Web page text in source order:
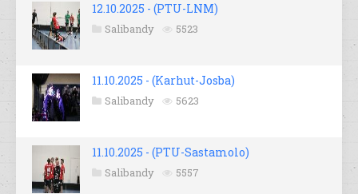
12.10.2025 - (PTU-LNM)
Salibandy 5523
11.10.2025 - (Karhut-Josba)
Salibandy 5623
11.10.2025 - (PTU-Sastamolo)
Salibandy 5557